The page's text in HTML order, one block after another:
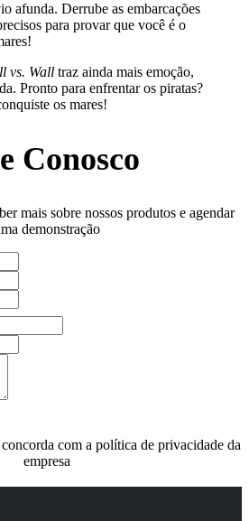
afunda. Derrube as embarcações
para provar que você é o
vs. Wall traz ainda mais emoção,
Pronto para enfrentar os piratas?
os mares!
Conosco
mais sobre nossos produtos e agendar
demonstração
com a política de privacidade da
empresa